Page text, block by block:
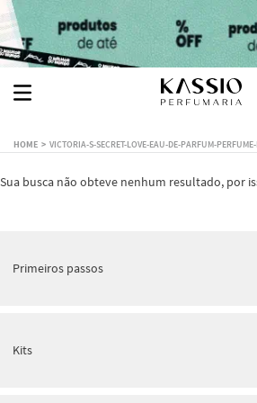
VICTORIA-S-SECRET-LOVE-EAU-DE-PARFUM-
Sua busca não obteve nenhum resultado, por
Primeiros passos
Kits